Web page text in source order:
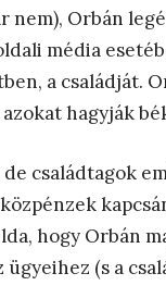
nem), Orbán
média
a családját.
hagyják
családtagok
hogy Orbán
ügyeihez (s a